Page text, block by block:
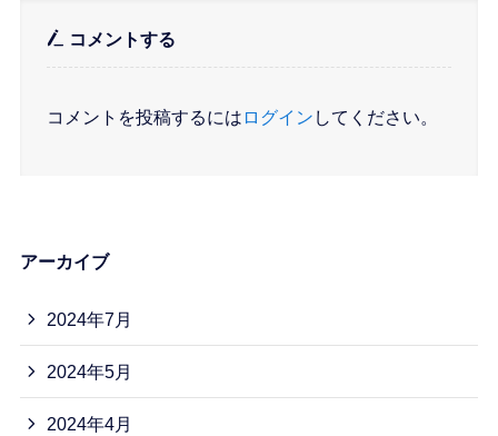
コメントする
コメントを投稿するには ログイン してください。
アーカイブ
2024年7月
2024年5月
2024年4月